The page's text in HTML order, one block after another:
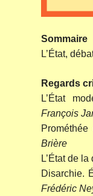
Sommaire
L’État,
Regards
L’État
François
Brière
L’État de
Disarchie.
Frédéric